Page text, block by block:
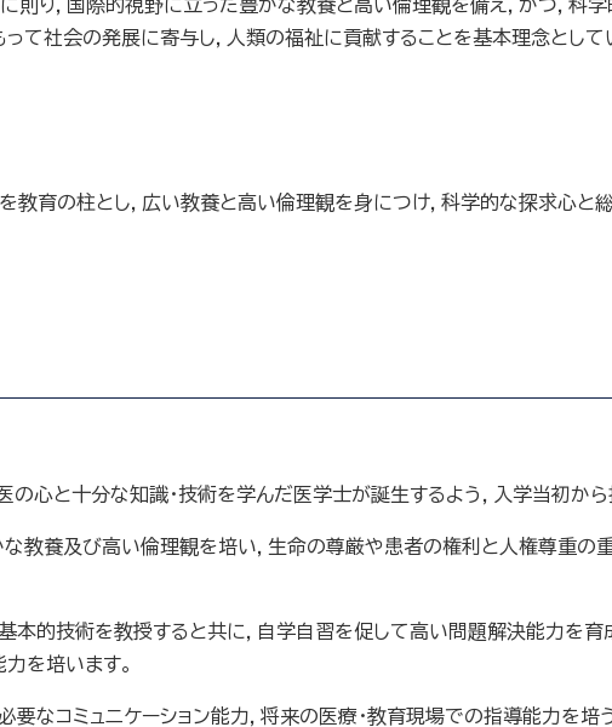
り，国際的視野に立った豊かな教養と高い倫理観を備え，かつ，科
て社会の発展に寄与し，人類の福祉に貢献することを基本理念として
教育の柱とし，広い教養と高い倫理観を身につけ，科学的な探求心と
心と十分な知識・技術を学んだ医学士が誕生するよう，入学当初から
教養及び高い倫理観を培い，生命の尊厳や患者の権利と人権尊重の
的技術を教授すると共に，自学自習を促して高い問題解決能力を育
を培います。
なコミュニケーション能力，将来の医療・教育現場での指導能力を